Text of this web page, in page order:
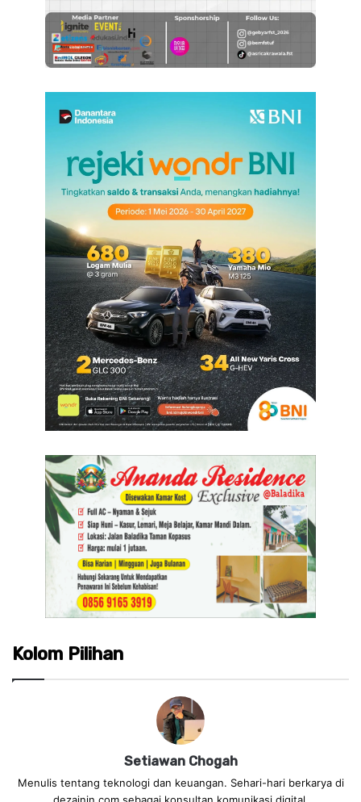
Kolom Pilihan
Setiawan Chogah
Menulis tentang teknologi dan keuangan. Sehari-hari berkarya di